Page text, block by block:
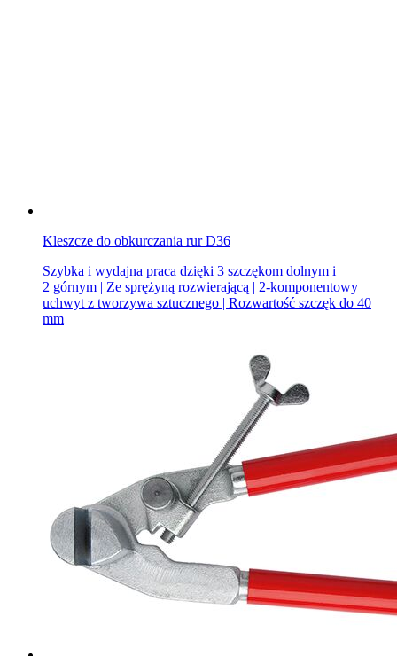
Kleszcze do obkurczania rur D36
Szybka i wydajna praca dzięki 3 szczękom dolnym i
2 górnym | Ze sprężyną rozwierającą | 2-komponentowy
uchwyt z tworzywa sztucznego | Rozwartość szczęk do 40
mm